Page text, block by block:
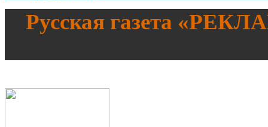
Русская газета «